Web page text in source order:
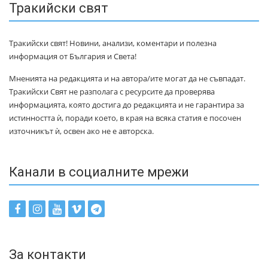
Тракийски свят
Тракийски свят! Новини, анализи, коментари и полезна
информация от България и Света!
Мненията на редакцията и на автора/ите могат да не съвпадат.
Тракийски Свят не разполага с ресурсите да проверява
информацията, която достига до редакцията и не гарантира за
истинността ѝ, поради което, в края на всяка статия е посочен
източникът ѝ, освен ако не е авторска.
Канали в социалните мрежи
За контакти